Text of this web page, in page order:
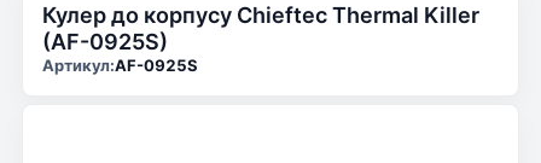
Кулер до корпусу Chieftec Thermal Killer
(AF-0925S)
Артикул:AF-0925S